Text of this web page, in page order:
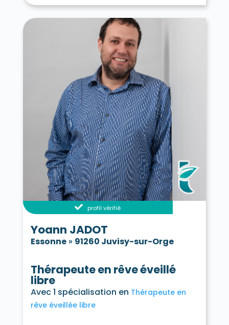
profil vérifié
Yoann JADOT
Essonne» 91260 Juvisy-sur-Orge
Thérapeute en rêve éveillé
libre
Avec 1 spécialisation en Thérapeute en
rêve éveillée libre